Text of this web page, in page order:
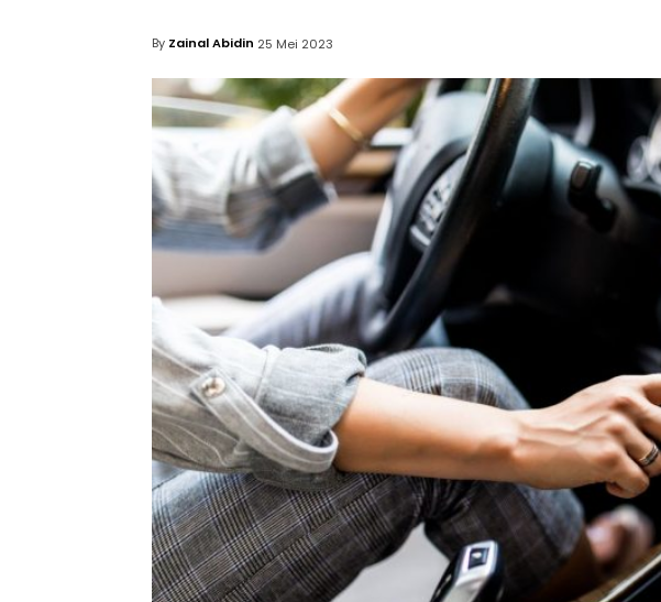
By Zainal Abidin 25 Mei 2023